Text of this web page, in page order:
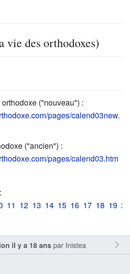
vie des orthodoxes)
("nouveau") :
pages/calend03new.
("ancien") :
pages/calend03.htm
11 12 13 14 15 16 17 18 19 20
il y a 18 anspar Inistea